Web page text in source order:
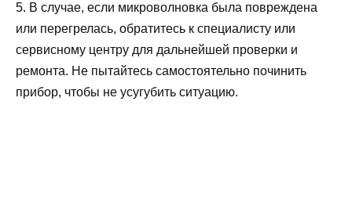
5. В случае, если микроволновка была повреждена
или перегрелась, обратитесь к специалисту или
сервисному центру для дальнейшей проверки и
ремонта. Не пытайтесь самостоятельно починить
прибор, чтобы не усугубить ситуацию.